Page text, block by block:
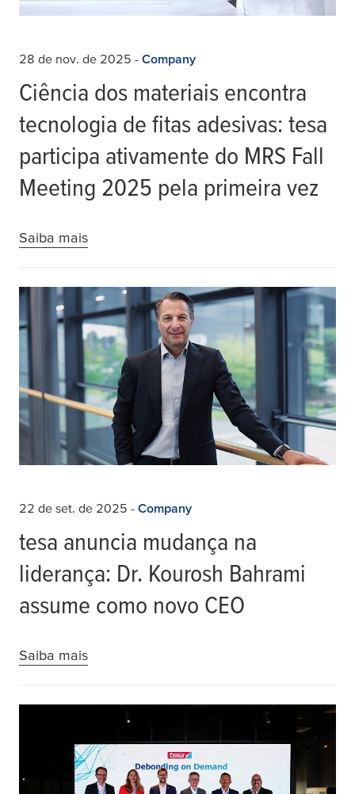
28 de nov. de 2025 - Company
Ciência dos materiais encontra
tecnologia de fitas adesivas: tesa
participa ativamente do MRS Fall
Meeting 2025 pela primeira vez
Saiba mais
22 de set. de 2025 - Company
tesa anuncia mudança na
liderança: Dr. Kourosh Bahrami
assume como novo CEO
Saiba mais